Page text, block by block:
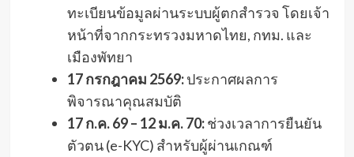
ทะเบียนข้อมูลผ่านระบบผู้ตกสำรวจ โดยเจ้า
หน้าที่จากกระทรวงมหาดไทย, กทม. และ
เมืองพัทยา
17 กรกฎาคม 2569:ประกาศผลการ
พิจารณาคุณสมบัติ
17 ก.ค. 69 – 12 ม.ค. 70:ช่วงเวลาการยืนยัน
ตัวตน (e-KYC) สำหรับผู้ผ่านเกณฑ์